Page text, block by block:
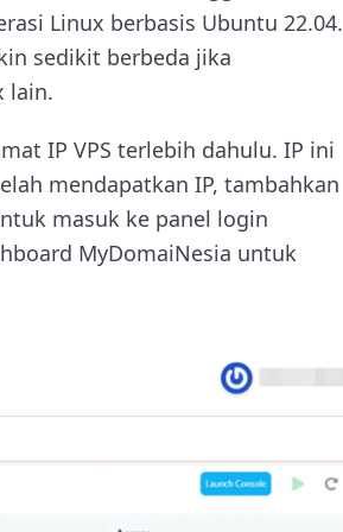
Linux berbasis Ubuntu 22.04.
sedikit berbeda jika
lain.
IP VPS terlebih dahulu. IP ini
mendapatkan IP, tambahkan
masuk ke panel login
MyDomaiNesia untuk